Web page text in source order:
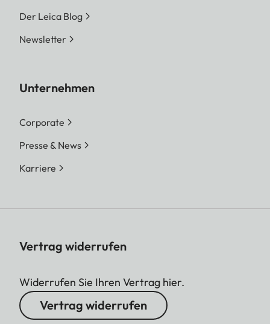
Der Leica Blog
Newsletter
Unternehmen
Corporate
Presse & News
Karriere
Vertrag widerrufen
Widerrufen Sie Ihren Vertrag hier.
Vertrag widerrufen